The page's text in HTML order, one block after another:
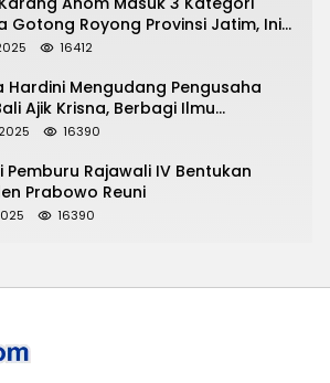
Gotong Royong Provinsi Jatim, Ini
Sekda Trenggalek
16412
Hardini Mengudang Pengusaha
Ajik Krisna, Berbagi Ilmu
Pariwisata dan UMKM
16390
Pemburu Rajawali IV Bentukan
Prabowo Reuni
16390